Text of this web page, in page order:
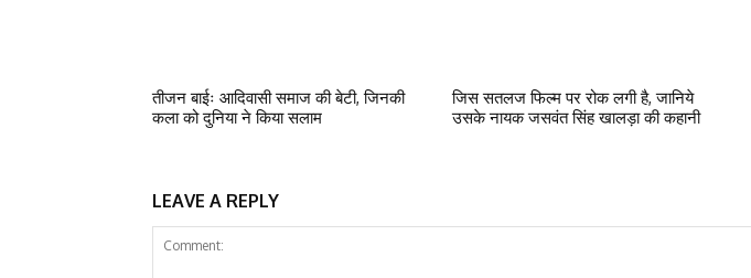
तीजन बाईः आदिवासी समाज की बेटी, जिनकी
कला को दुनिया ने किया सलाम
जिस सतलज फिल्म पर रोक लगी है, जानिये
उसके नायक जसवंत सिंह खालड़ा की कहानी
LEAVE A REPLY